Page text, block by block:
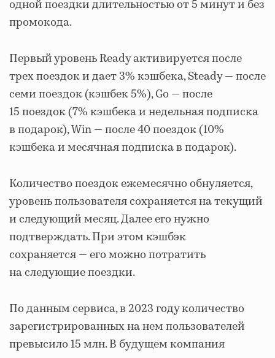
одной поездки длительностью от 5 минут и без
промокода.
Первый уровень Ready активируется после
трех поездок и дает 3% кэшбека, Steady — после
семи поездок (кэшбек 5%), Go — после
15 поездок (7% кэшбека и недельная подписка
в подарок), Win — после 40 поездок (10%
кэшбека и месячная подписка в подарок).
Количество поездок ежемесячно обнуляется,
уровень пользователя сохраняется на текущий
и следующий месяц. Далее его нужно
подтверждать. При этом кэшбэк
сохраняется — его можно потратить
на следующие поездки.
По данным сервиса, в 2023 году количество
зарегистрированных на нем пользователей
превысило 15 млн. В будущем компания